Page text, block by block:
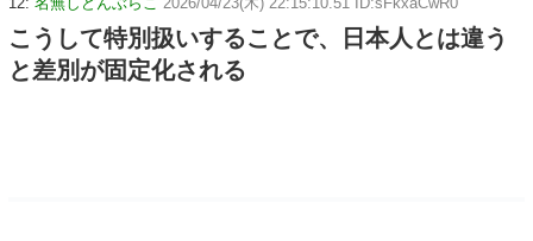
こうして特別扱いすることで、日本人とは違う
と差別が固定化される